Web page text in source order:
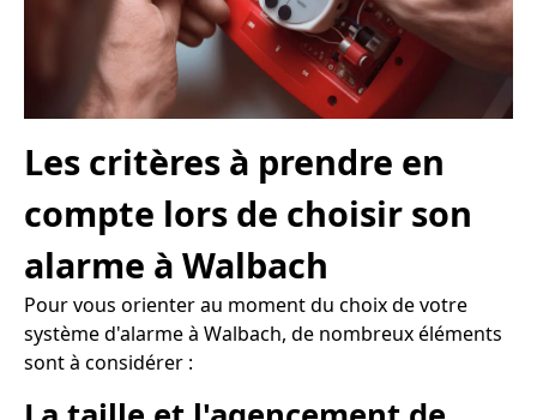
Les critères à prendre en
compte lors de choisir son
alarme à Walbach
Pour vous orienter au moment du choix de votre
système d'alarme à Walbach, de nombreux éléments
sont à considérer :